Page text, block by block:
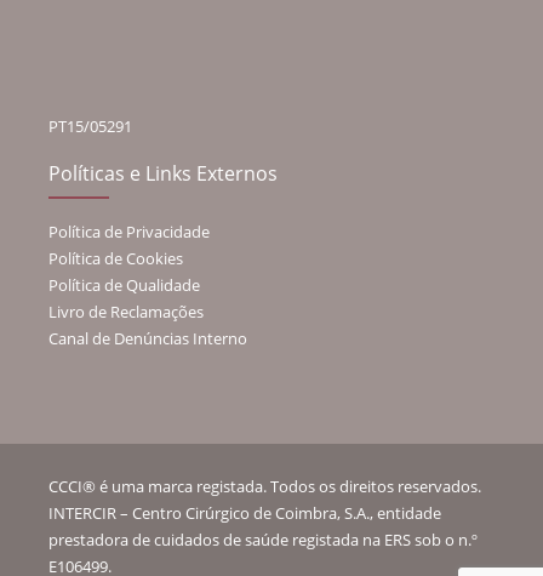
PT15/05291
Políticas e Links Externos
Política de Privacidade
Política de Cookies
Política de Qualidade
Livro de Reclamações
Canal de Denúncias Interno
CCCI® é uma marca registada. Todos os direitos reservados.
INTERCIR – Centro Cirúrgico de Coimbra, S.A., entidade
prestadora de cuidados de saúde registada na ERS sob o n.º
E106499.